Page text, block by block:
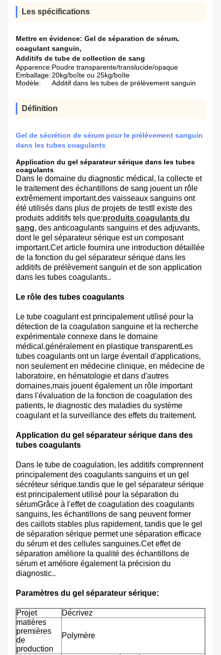
Les spécifications
Mettre en évidence: Gel de séparation de sérum,
coagulant sanguin,
Additifs de tube de collection de sang
Apparence:Poudre transparente/translucide/opaque
Emballage:20kg/boîte ou 25kg/boîte
Modèle:
Additif dans les tubes de prélèvement sanguin
Définition
Gel de sécrétion de sérum pour le prélèvement sanguin
dans les tubes coagulants
Application du gel séparateur sérique dans les tubes
coagulants
Dans le domaine du diagnostic médical, la collecte et
le traitement des échantillons de sang jouent un rôle
extrêmement important.des vaisseaux sanguins ont
été utilisés dans plus de projets de testIl existe des
produits additifs tels que:produits coagulants du
sang, des anticoagulants sanguins et des adjuvants,
dont le gel séparateur sérique est un composant
important.Cet article fournira une introduction détaillée
de la fonction du gel séparateur sérique dans les
additifs de prélèvement sanguin et de son application
dans les tubes coagulants..
Le rôle des tubes coagulants
Le tube coagulant est principalement utilisé pour la
détection de la coagulation sanguine et la recherche
expérimentale connexe dans le domaine
médical.généralement en plastique transparentLes
tubes coagulants ont un large éventail d'applications,
non seulement en médecine clinique, en médecine de
laboratoire, en hématologie et dans d'autres
domaines,mais jouent également un rôle important
dans l'évaluation de la fonction de coagulation des
patients, le diagnostic des maladies du système
coagulant et la surveillance des effets du traitement.
Application du gel séparateur sérique dans des
tubes coagulants
Dans le tube de coagulation, les additifs comprennent
principalement des coagulants sanguins et un gel
sécréteur sérique.tandis que le gel séparateur sérique
est principalement utilisé pour la séparation du
sérumGrâce à l'effet de coagulation des coagulants
sanguins, les échantillons de sang peuvent former
des caillots stables plus rapidement, tandis que le gel
de séparation sérique permet une séparation efficace
du sérum et des cellules sanguines.Cet effet de
séparation améliore la qualité des échantillons de
sérum et améliore également la précision du
diagnostic..
Paramètres du gel séparateur sérique:
Projet
Décrivez
matières
premières
de
production
Polymère